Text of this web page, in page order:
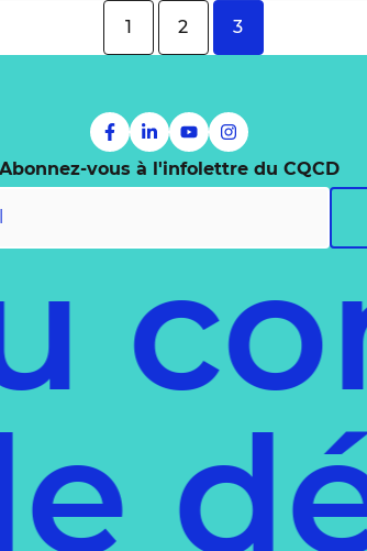
1 2 3
Abonnez-vous à l'infolettre du CQCD